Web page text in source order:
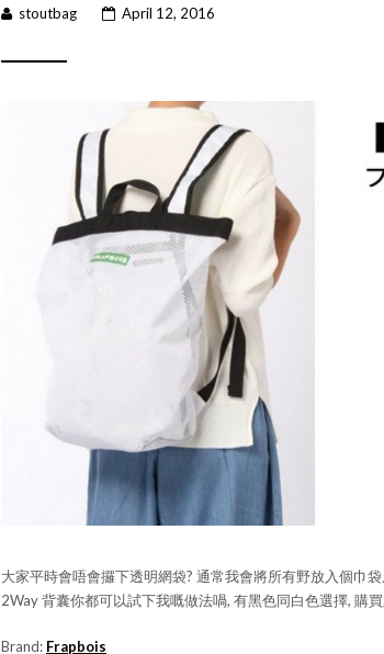
stoutbag April 12, 2016
大家平時會唔會攞下透明網袋? 通常我會將所有野放入個巾
2Way 背囊你都可以試下我嘅做法喎, 有黑色同白色選擇, 購
Brand: Frapbois